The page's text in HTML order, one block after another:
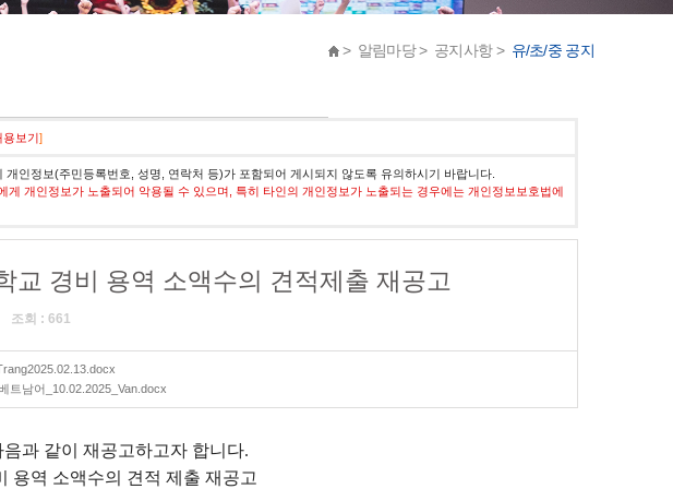
> 알림마당 > 공지사항 > 유/초/중 공지
용보기]
인정보(주민등록번호, 성명, 연락처 등)가 포함되어 게시되지 않도록 유의하시기 바랍니다.
개인정보가 노출되어 악용될 수 있으며, 특히 타인의 개인정보가 노출되는 경우에는 개인정보보호법에
교 경비 용역 소액수의 견적제출 재공고
조회 : 661
트남어_10.02.2025_Van.docx
과 같이 재공고하고자 합니다.
용역 소액수의 견적 제출 재공고